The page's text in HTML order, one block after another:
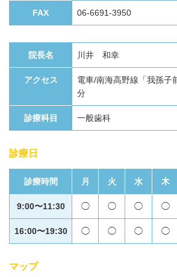
FAX 06-6691-3950
院長名 川井 和幸
アクセス
電車/南海高野線「我孫子
分
診療科目 一般歯科
診療日
診療時間 月 火 水 木
9:00〜11:30 ◯ ◯ ◯ ◯
16:00〜19:30 ◯ ◯ ◯ ◯
マップ